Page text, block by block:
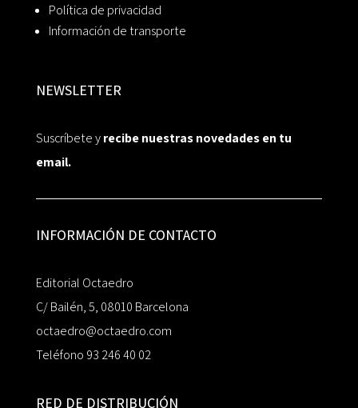
Política de privacidad
Información de transporte
NEWSLETTER
Suscríbete yrecibe nuestras novedades en tu
email.
INFORMACIÓN DE CONTACTO
Editorial Octaedro
C/ Bailén, 5, 08010 Barcelona
octaedro@octaedro.com
Teléfono 93 246 40 02
RED DE DISTRIBUCIÓN